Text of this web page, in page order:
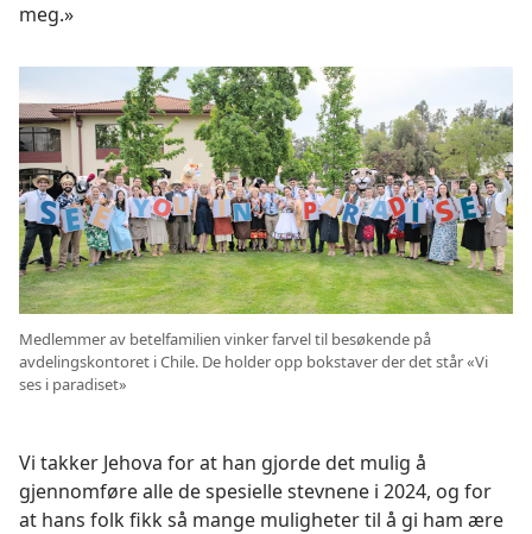
meg.»
Medlemmer av betelfamilien vinker farvel til besøkende på
avdelingskontoret i Chile. De holder opp bokstaver der det står «Vi
ses i paradiset»
Vi takker Jehova for at han gjorde det mulig å
gjennomføre alle de spesielle stevnene i 2024, og for
at hans folk fikk så mange muligheter til å gi ham ære